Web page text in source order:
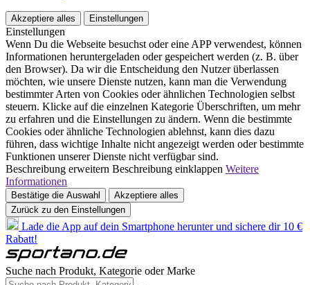
Akzeptiere alles Einstellungen
Einstellungen
Wenn Du die Webseite besuchst oder eine APP verwendest, können
Informationen heruntergeladen oder gespeichert werden (z. B. über
den Browser). Da wir die Entscheidung den Nutzer überlassen
möchten, wie unsere Dienste nutzen, kann man die Verwendung
bestimmter Arten von Cookies oder ähnlichen Technologien selbst
steuern. Klicke auf die einzelnen Kategorie Überschriften, um mehr
zu erfahren und die Einstellungen zu ändern. Wenn die bestimmte
Cookies oder ähnliche Technologien ablehnst, kann dies dazu
führen, dass wichtige Inhalte nicht angezeigt werden oder bestimmte
Funktionen unserer Dienste nicht verfügbar sind.
Beschreibung erweitern Beschreibung einklappen Weitere
Informationen
Bestätige die Auswahl
Akzeptiere alles
Zurück zu den Einstellungen
Lade die App auf dein Smartphone herunter und sichere dir 10 €
Rabatt!
Suche nach Produkt, Kategorie oder Marke